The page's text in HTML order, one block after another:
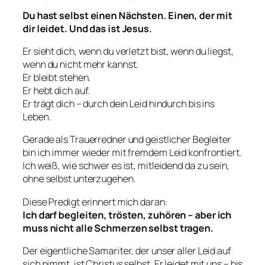
Du hast selbst einen Nächsten. Einen, der mit
dir leidet. Und das ist Jesus.
Er sieht dich, wenn du verletzt bist, wenn du liegst,
wenn du nicht mehr kannst.
Er bleibt stehen.
Er hebt dich auf.
Er trägt dich – durch dein Leid hindurch bis ins
Leben.
Gerade als Trauerredner und geistlicher Begleiter
bin ich immer wieder mit fremdem Leid konfrontiert.
Ich weiß, wie schwer es ist, mitleidend da zu sein,
ohne selbst unterzugehen.
Diese Predigt erinnert mich daran:
Ich darf begleiten, trösten, zuhören – aber ich
muss nicht alle Schmerzen selbst tragen.
Der eigentliche Samariter, der unser aller Leid auf